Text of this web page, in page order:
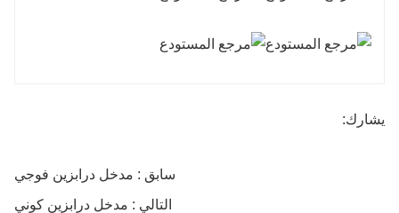
يشارك:
سابق : مدخل درابزين فوجي
التالي : مدخل درابزين كوني